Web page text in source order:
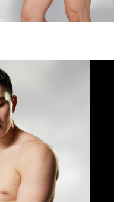
当サービスという）はネットプ
供し、AFTEEが代金を徴収し
用に関する声明』をご参照く
れば、最高額がNT$10,000にな
に基づいて年利20%の遅延滞
前に法定代理人または後見人
す。
または関連する法律の権利を
cs_tw@netprotections.co.jp
、必要な購入注文書とあわせ
にあなたの個人情報の収集、処
料